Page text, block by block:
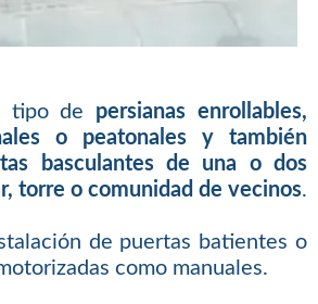
tipo de persianas enrollables,
o peatonales y también
basculantes de una o dos
torre o comunidad de vecinos.
de puertas batientes o
como manuales.